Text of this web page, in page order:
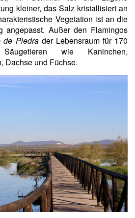
kleiner, das Salz kristallisiert an
Vegetation ist an die
angepasst. Außer den Flamingos
de Piedrader Lebensraum für 170
wie Kaninchen,
Dachse und Füchse.